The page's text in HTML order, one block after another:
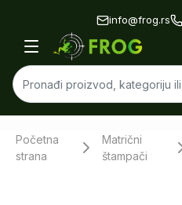
info@frog.rs
Početna
strana
Matrični
štampači